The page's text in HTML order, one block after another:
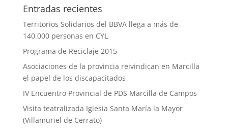
Entradas recientes
Territorios Solidarios del BBVA llega a más de
140.000 personas en CYL
Programa de Reciclaje 2015
Asociaciones de la provincia reivindican en Marcilla
el papel de los discapacitados
IV Encuentro Provincial de PDS Marcilla de Campos
Visita teatralizada Iglesia Santa María la Mayor
(Villamuriel de Cerrato)